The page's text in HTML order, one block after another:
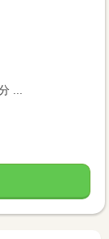
...